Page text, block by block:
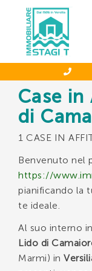
Case
di
1 CASE IN
Benvenuto nel
https://
pianificando la
te ideale.
Al suo interno
Lido di
Marmi) in
CONTATTACI
Agenzia
0584 66039
*Il tuo indirizzo